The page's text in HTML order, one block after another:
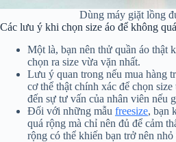
Dùng máy giặt lồng
Các lưu ý khi chọn size áo để không
Một là, bạn nên thử quần áo thật
chọn ra size vừa vặn nhất.
Lưu ý quan trong nếu mua hàng
cơ thể thật chính xác để chọn
đến sự tư vấn của nhân viên nếu
Đối với những mẫu freesize, bạn
quá rộng mà chỉ nên đủ để cảm
rộng có thể khiến bạn trở nên nhỏ